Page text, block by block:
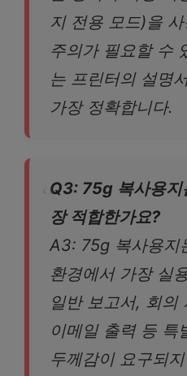
지 전용 모드)을
주의가 필요할 수
는 프린터의 설명
가장 정확합니다.
Q3: 75g 복사용지
장 적합한가요?
A3: 75g 복사용지
환경에서 가장 실
일반 보고서, 회의
이메일 출력 등 특
두께감이 요구되